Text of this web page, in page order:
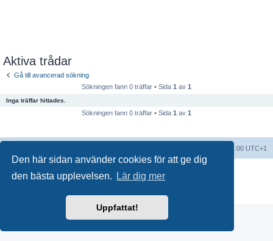
Den här sidan använder cookies för att ge dig
den bästa upplevelsen.
Lär dig mer
Uppfattat!
Aktiva trådar
Gå till avancerad sökning
Sökningen fann 0 träffar • Sida 1 av 1
Inga träffar hittades.
Sökningen fann 0 träffar • Sida 1 av 1
Alla tidsangivelser är UTC+01:00 UTC+1
Swedish translation byphpBB Sweden